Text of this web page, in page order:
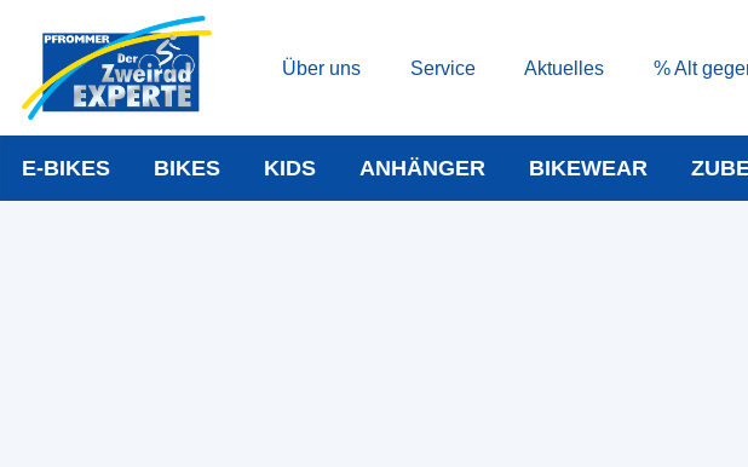
Über uns Service Aktuelles % Alt
E-BIKES BIKES KIDS ANHÄNGER BIKEWEAR